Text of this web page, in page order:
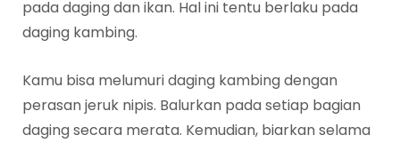
pada daging dan ikan. Hal ini tentu berlaku pada
daging kambing.
Kamu bisa melumuri daging kambing dengan
perasan jeruk nipis. Balurkan pada setiap bagian
daging secara merata. Kemudian, biarkan selama